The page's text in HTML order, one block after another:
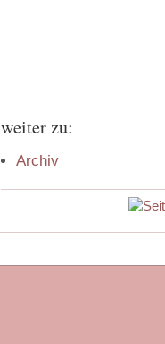
weiter zu:
Archiv